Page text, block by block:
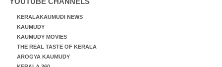
KERALAKAUMUDI NEWS
KAUMUDY
KAUMUDY MOVIES
THE REAL TASTE OF KERALA
AROGYA KAUMUDY